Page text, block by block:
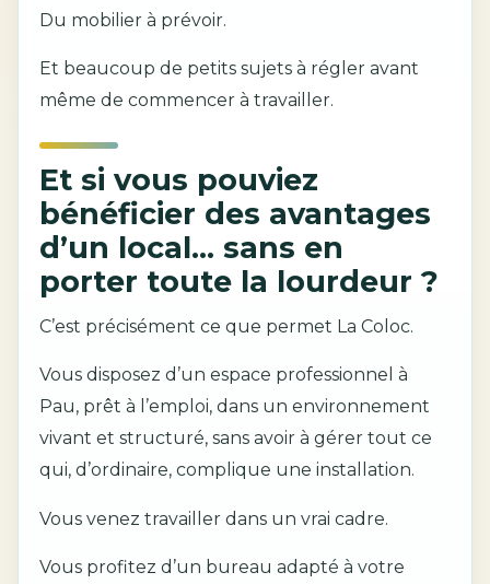
Du mobilier à prévoir.
Et beaucoup de petits sujets à régler avant
même de commencer à travailler.
Et si vous pouviez
bénéficier des avantages
d’un local… sans en
porter toute la lourdeur ?
C’est précisément ce que permet La Coloc.
Vous disposez d’un espace professionnel à
Pau, prêt à l’emploi, dans un environnement
vivant et structuré, sans avoir à gérer tout ce
qui, d’ordinaire, complique une installation.
Vous venez travailler dans un vrai cadre.
Vous profitez d’un bureau adapté à votre